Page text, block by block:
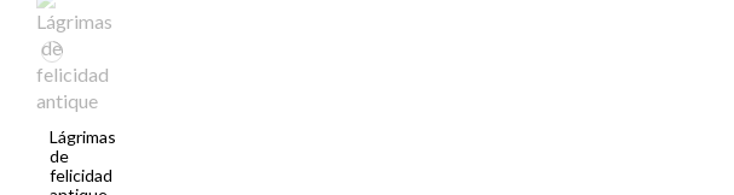
Lágrimas
de
felicidad